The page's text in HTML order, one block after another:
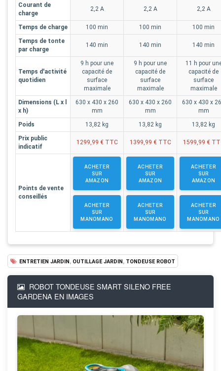
Courant de
charge
2,2 A 2,2 A 2,2 A
Temps de charge 100 min 100 min
100 min
Temps de tonte
par charge
140 min 140 min 140 min
Temps d'activité
quotidien
9 h pour une
capacité de
surface
maximale
9 h pour une
capacité de
surface
maximale
11 h pour
capacité de
surface
maximale
Dimensions (L x l
x h)
630 x 430 x 260
mm
630 x 430 x 260
mm
630 x 430 x
mm
Poids
13,82 kg 13,82 kg
13,82 kg
Prix public
indicatif
1299,99 € TTC 1399,99 € TTC 1599,99 €
Points de vente
conseillés
ACHETER
SUR
AMAZON
ACHETER
SUR
MANOMANO
ACHETER
SUR
AMAZON
ACHETER
SUR
MANOMANO
ACHETER
SUR
AMAZON
ACHETER
SUR
MANOMANO
ENTRETIEN JARDIN , OUTILLAGE JARDIN , TONDEUSE ROBOT
ROBOT TONDEUSE SMART SILENO FREE
GARDENA EN IMAGES